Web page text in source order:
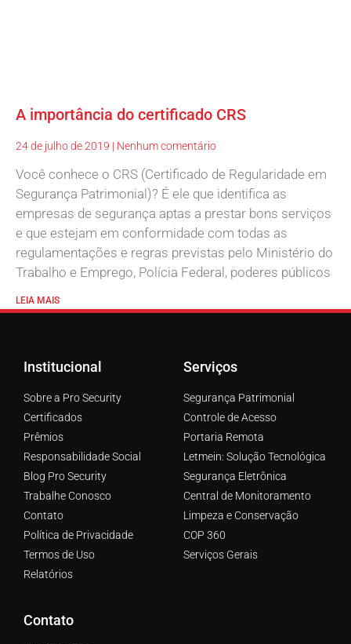
A importância do certificado CRS
24 de julho de 2019 Nenhum comentário
Você conhece o CRS (Certificado de Regularidade em
Segurança Patrimonial)? É ele que identifica as
empresas de segurança aptas a prestar bons serviços
e que estejam em conformidade com todas as
regulamentações e regras previstas pelo Ministério do
Trabalho e Emprego, Polícia Federal, poderes públicos
LEIA MAIS
Institucional
Sobre a Pro Security
Certificados
Prêmios
Responsabilidade Social
Blog Pro Security
Trabalhe Conosco
Contato
Política de Privacidade
Termos de Uso
Relatórios
Serviços
Segurança Patrimonial
Controle de Acesso
Portaria Remota
Letmein: Solução Tecnológica
Segurança Eletrônica
Central de Monitoramento
Limpeza e Conservação
COP 360
Serviços Gerais
Contato